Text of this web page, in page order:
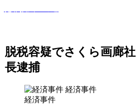
脱税容疑でさくら画廊社
長逮捕
経済事件
経済事件